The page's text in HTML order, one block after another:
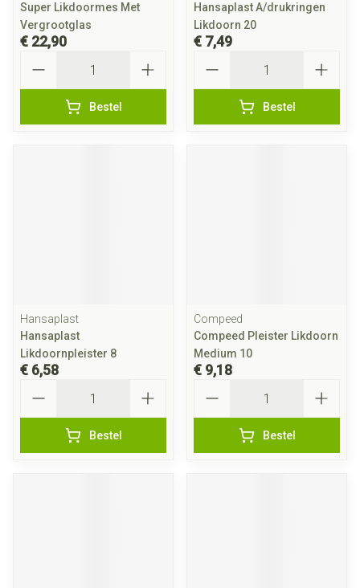
Super Likdoormes Met
Vergrootglas
€ 22,90
Bestel
Hansaplast A/drukringen
Likdoorn 20
€ 7,49
Bestel
Hansaplast
Hansaplast
Likdoornpleister 8
€ 6,58
Bestel
Compeed
Compeed Pleister Likdoorn
Medium 10
€ 9,18
Bestel